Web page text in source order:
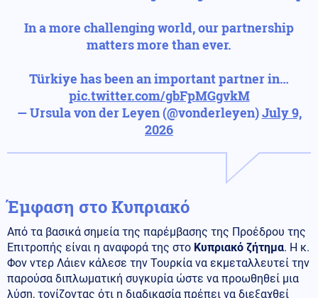
In a more challenging world, our partnership
matters more than ever.
Türkiye has been an important partner in…
pic.twitter.com/gbFpMGgvkM
— Ursula von der Leyen (@vonderleyen)July 9,
2026
Έμφαση στο Κυπριακό
Από τα βασικά σημεία της παρέμβασης της Προέδρου της
Επιτροπής είναι η αναφορά της στο Κυπριακό ζήτημα. Η κ.
Φον ντερ Λάιεν κάλεσε την Τουρκία να εκμεταλλευτεί την
παρούσα διπλωματική συγκυρία ώστε να προωθηθεί μια
λύση, τονίζοντας ότι η διαδικασία πρέπει να διεξαχθεί